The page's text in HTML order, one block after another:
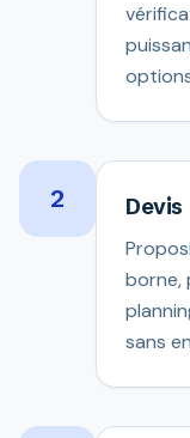
2 Devis
borne,
sans